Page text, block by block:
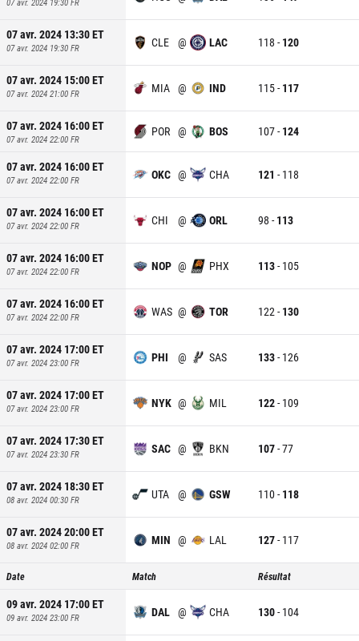
07 avr. 2024 13:30ET
07 avr. 2024 19:30 FR CLE @ LAC 118 - 120
07 avr. 2024 15:00ET
07 avr. 2024 21:00 FR MIA @ IND 115- 117
07 avr. 2024 16:00ET
07 avr. 2024 22:00 FR
POR @ BOS 107- 124
07 avr. 2024 16:00ET
07 avr. 2024 22:00 FR OKC @ CHA 121 - 118
07 avr. 2024 16:00ET
07 avr. 2024 22:00 FR CHI @ ORL 98 - 113
07 avr. 2024 16:00ET
07 avr. 2024 22:00 FR NOP @ PHX 113- 105
07 avr. 2024 16:00ET
07 avr. 2024 22:00 FR WAS @ TOR 122- 130
07 avr. 2024 17:00ET
07 avr. 2024 23:00 FR PHI @ SAS 133- 126
07 avr. 2024 17:00ET
07 avr. 2024 23:00 FR NYK @ MIL 122- 109
07 avr. 2024 17:30ET
07 avr. 2024 23:30 FR SAC @ BKN 107-77
07 avr. 2024 18:30ET
08 avr. 2024 00:30 FR UTA @ GSW 110- 118
07 avr. 2024 20:00ET
08 avr. 2024 02:00 FR MIN @ LAL 127- 117
Date Match Résultat
09 avr. 2024 17:00ET
09 avr. 2024 23:00 FR DAL @ CHA 130- 104